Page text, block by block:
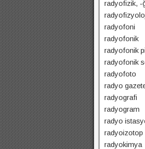
radyofizik, -
radyofoni
radyofonik
radyofonik
radyofonik
radyofoto
radyo
radyografi
radyogram
radyo
radyoizotop
radyokimya